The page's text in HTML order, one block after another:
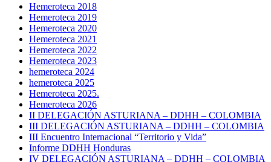
Hemeroteca 2018
Hemeroteca 2019
Hemeroteca 2020
Hemeroteca 2021
Hemeroteca 2022
Hemeroteca 2023
hemeroteca 2024
hemeroteca 2025
Hemeroteca 2025.
Hemeroteca 2026
II DELEGACIÓN ASTURIANA – DDHH – COLOMBIA
III DELEGACIÓN ASTURIANA – DDHH – COLOMBIA
III Encuentro Internacional “Territorio y Vida”
Informe DDHH Honduras
IV DELEGACIÓN ASTURIANA – DDHH – COLOMBIA